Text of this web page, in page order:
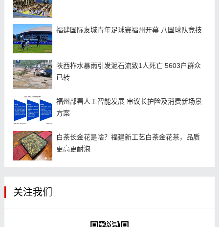
福建国际友城青年足球赛福州开幕 八国球队竞技
陕西柞水暴雨引发泥石流致1人死亡 5603户群众
已转
福州部署人工智能发展 审议长护险及消费新场景
方案
白茶长金花是啥？福建新工艺白茶金花茶，品质
更高更耐泡
关注我们